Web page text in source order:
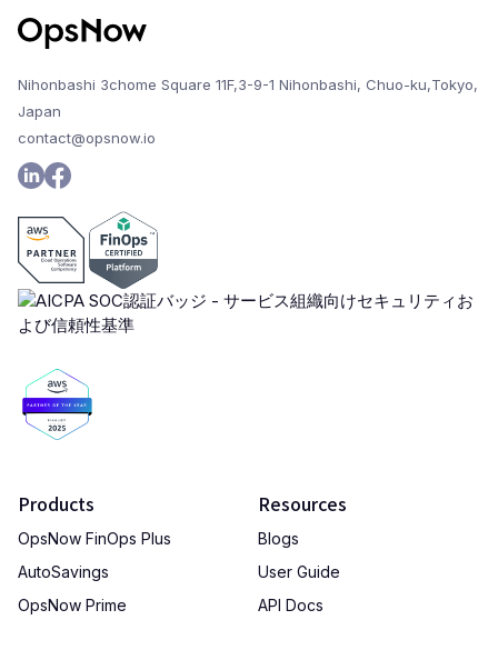
Nihonbashi 3chome Square 11F,3-9-1 Nihonbashi, Chuo-ku,Tokyo,
Japan
contact@opsnow.io
Products
OpsNow FinOps Plus
AutoSavings
OpsNow Prime
Resources
Blogs
User Guide
API Docs